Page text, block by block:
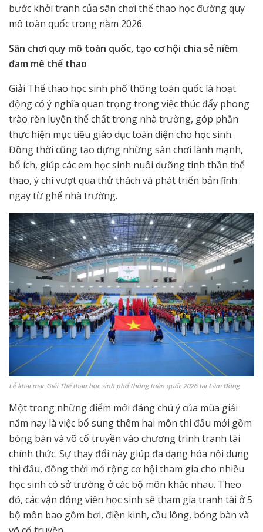
bước khởi tranh của sân chơi thể thao học đường quy
mô toàn quốc trong năm 2026.
Sân chơi quy mô toàn quốc, tạo cơ hội chia sẻ niềm
đam mê thể thao
Giải Thể thao học sinh phổ thông toàn quốc là hoạt
động có ý nghĩa quan trọng trong việc thúc đẩy phong
trào rèn luyện thể chất trong nhà trường, góp phần
thực hiện mục tiêu giáo dục toàn diện cho học sinh.
Đồng thời cũng tạo dựng những sân chơi lành mạnh,
bổ ích, giúp các em học sinh nuôi dưỡng tinh thần thể
thao, ý chí vượt qua thử thách và phát triển bản lĩnh
ngay từ ghế nhà trường.
Lễ khai mạc Giải Thể thao học sinh phổ thông toàn quốc 2026 tại Lâm Đồng
Một trong những điểm mới đáng chú ý của mùa giải
năm nay là việc bổ sung thêm hai môn thi đấu mới gồm
bóng bàn và võ cổ truyền vào chương trình tranh tài
chính thức. Sự thay đổi này giúp đa dạng hóa nội dung
thi đấu, đồng thời mở rộng cơ hội tham gia cho nhiều
học sinh có sở trường ở các bộ môn khác nhau. Theo
đó, các vận động viên học sinh sẽ tham gia tranh tài ở 5
bộ môn bao gồm bơi, điền kinh, cầu lông, bóng bàn và